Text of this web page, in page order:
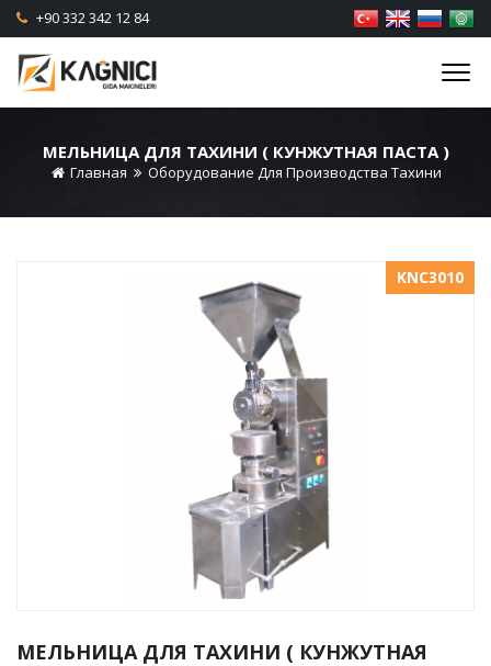
+90 332 342 12 84
МЕЛЬНИЦА ДЛЯ ТАХИНИ ( КУНЖУТНАЯ ПАСТА )
Главная Оборудование Для Производства Тахини
KNC3010
МЕЛЬНИЦА ДЛЯ ТАХИНИ ( КУНЖУТНАЯ